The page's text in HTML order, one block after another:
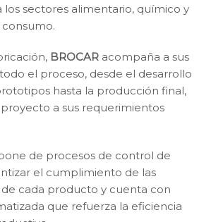
sectores alimentario, químico y
BROCAR acompaña a sus
el proceso, desde el desarrollo
hasta la producción final,
a sus requerimientos
de procesos de control de
el cumplimiento de las
cada producto y cuenta con
que refuerza la eficiencia